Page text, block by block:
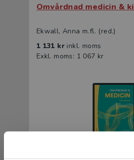
Omvårdnad medicin &
Ekwall, Anna m.fl. (red.)
1 131 kr inkl. moms
Exkl. moms: 1 067 kr